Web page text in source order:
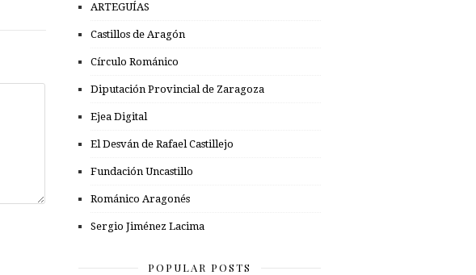
ARTEGUÍAS
Castillos de Aragón
Círculo Románico
Diputación Provincial de Zaragoza
Ejea Digital
El Desván de Rafael Castillejo
Fundación Uncastillo
Románico Aragonés
Sergio Jiménez Lacima
POPULAR POSTS